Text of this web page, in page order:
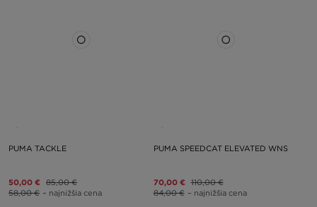
PUMA TACKLE
50,00 € 85,00 €
58,00 € – najnižšia cena
PUMA SPEEDCAT ELEVATED WNS
70,00 € 110,00 €
84,00 € – najnižšia cena